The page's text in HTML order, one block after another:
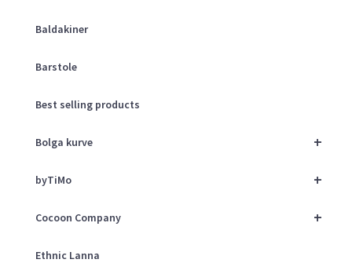
Baldakiner
Barstole
Best selling products
+
Bolga kurve
+
byTiMo
+
Cocoon Company
Ethnic Lanna